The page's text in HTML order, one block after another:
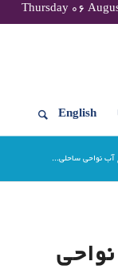
English
آب نواحى ساحلى...